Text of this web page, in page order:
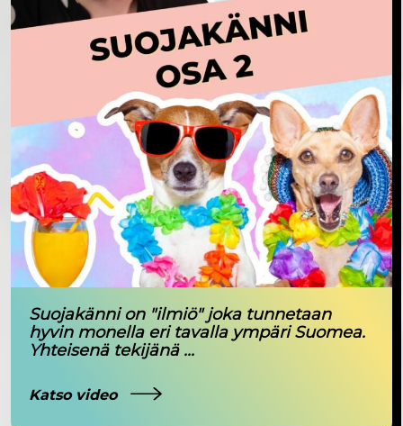
Suojakänni on "ilmiö" joka tunnetaan
hyvin monella eri tavalla ympäri Suomea.
Yhteisenä tekijänä ...
Katso video